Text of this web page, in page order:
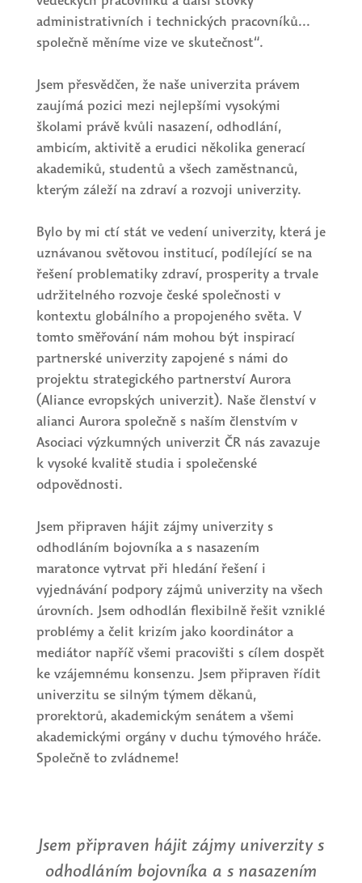
administrativních i technických pracovníků...
společně měníme vize ve skutečnost“.
Jsem přesvědčen, že naše univerzita právem
zaujímá pozici mezi nejlepšími vysokými
školami právě kvůli nasazení, odhodlání,
ambicím, aktivitě a erudici několika generací
akademiků, studentů a všech zaměstnanců,
kterým záleží na zdraví a rozvoji univerzity.
Bylo by mi ctí stát ve vedení univerzity, která je
uznávanou světovou institucí, podílející se na
řešení problematiky zdraví, prosperity a trvale
udržitelného rozvoje české společnosti v
kontextu globálního a propojeného světa. V
tomto směřování nám mohou být inspirací
partnerské univerzity zapojené s námi do
projektu strategického partnerství Aurora
(Aliance evropských univerzit). Naše členství v
alianci Aurora společně s naším členstvím v
Asociaci výzkumných univerzit ČR nás zavazuje
k vysoké kvalitě studia i společenské
odpovědnosti.
Jsem připraven hájit zájmy univerzity s
odhodláním bojovníka a s nasazením
maratonce vytrvat při hledání řešení i
vyjednávání podpory zájmů univerzity na všech
úrovních. Jsem odhodlán flexibilně řešit vzniklé
problémy a čelit krizím jako koordinátor a
mediátor napříč všemi pracovišti s cílem dospět
ke vzájemnému konsenzu. Jsem připraven řídit
univerzitu se silným týmem děkanů,
prorektorů, akademickým senátem a všemi
akademickými orgány v duchu týmového hráče.
Společně to zvládneme!
Jsem připraven hájit zájmy univerzity s
odhodláním bojovníka a s nasazením